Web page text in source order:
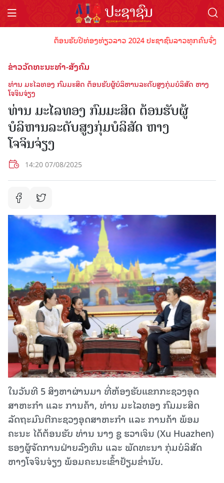
ຕ້ອນຮັບປີທ່ອງທ່ຽວລາວ 2024 ປະຊາຊົນລາວທຸກຄົນຈົ່ງພ້
ຂ່າວວັດທະນະທຳ-ສັງຄົມ
ທ່ານ ມະໄລທອງ ກົມມະສິດ ຕ້ອນຮັບຜູ້ບໍລິຫານລະດັບສູງກຸ່ມບໍລິສັດ ຫາງ
ໂຈຈິນຈ່ຽງ
ທ່ານ ມະໄລທອງ ກົມມະສິດ ຕ້ອນຮັບຜູ້
ບໍລິຫານລະດັບສູງກຸ່ມບໍລິສັດ ຫາງ
ໂຈຈິນຈ່ຽງ
14:20 07/08/2025
ໃນວັນທີ 5 ສິງຫາຜ່ານມາ ທີ່ຫ້ອງຮັບແຂກກະຊວງອຸດ
ສາຫະກໍາ ແລະ ການຄ້າ, ທ່ານ ມະໄລທອງ ກົມມະສິດ
ລັດຖະມົນຕີກະຊວງອຸດສາຫະກຳ ແລະ ການຄ້າ ພ້ອມ
ຄະນະ ໄດ້ຕ້ອນຮັບ ທ່ານ ນາງ ຊູ ຮວາເຈິນ (Xu Huazhen)
ຮອງຜູ້ຈັດການຝ່າຍລົງທຶນ ແລະ ພັດທະນາ ກຸ່ມບໍລິສັດ
ຫາງໂຈຈິນຈ່ຽງ ພ້ອມຄະນະເຂົ້າຢ້ຽມຂໍ່ານັບ.